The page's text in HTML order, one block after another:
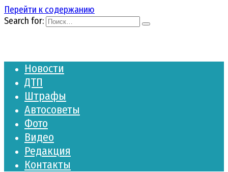
Перейти к содержанию
Search for:
Новости
ДТП
Штрафы
Автосоветы
Фото
Видео
Редакция
Контакты